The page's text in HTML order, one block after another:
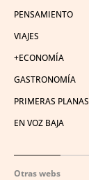
PENSAMIENTO
VIAJES
+ECONOMÍA
GASTRONOMÍA
PRIMERAS PLANAS
EN VOZ BAJA
Otras webs